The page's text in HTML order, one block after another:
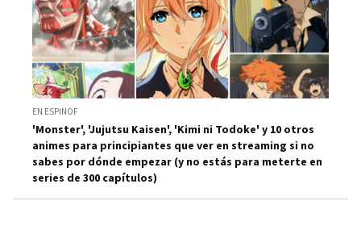
EN ESPINOF
'Monster', 'Jujutsu Kaisen', 'Kimi ni Todoke' y 10 otros
animes para principiantes que ver en streaming si no
sabes por dónde empezar (y no estás para meterte en
series de 300 capítulos)